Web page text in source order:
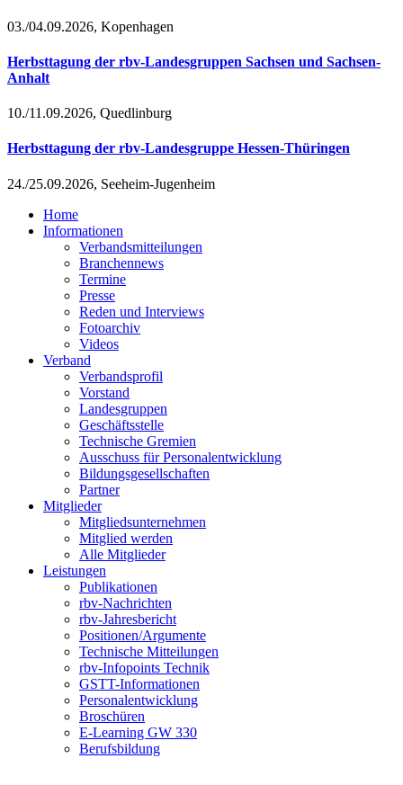
03./04.09.2026, Kopenhagen
Herbsttagung der rbv-Landesgruppen Sachsen und Sachsen-
Anhalt
10./11.09.2026, Quedlinburg
Herbsttagung der rbv-Landesgruppe Hessen-Thüringen
24./25.09.2026, Seeheim-Jugenheim
Home
Informationen
Verbandsmitteilungen
Branchennews
Termine
Presse
Reden und Interviews
Fotoarchiv
Videos
Verband
Verbandsprofil
Vorstand
Landesgruppen
Geschäftsstelle
Technische Gremien
Ausschuss für Personalentwicklung
Bildungsgesellschaften
Partner
Mitglieder
Mitgliedsunternehmen
Mitglied werden
Alle Mitglieder
Leistungen
Publikationen
rbv-Nachrichten
rbv-Jahresbericht
Positionen/Argumente
Technische Mitteilungen
rbv-Infopoints Technik
GSTT-Informationen
Personalentwicklung
Broschüren
E-Learning GW 330
Berufsbildung